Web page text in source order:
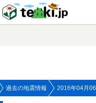
過去の地震情報 2016年04月06